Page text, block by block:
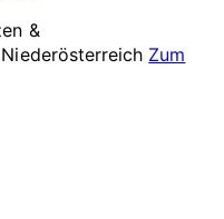
&
Niederösterreich Zum